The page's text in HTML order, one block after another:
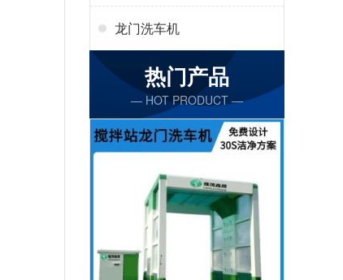
龙门洗车机
热门产品
— HOT PRODUCT —